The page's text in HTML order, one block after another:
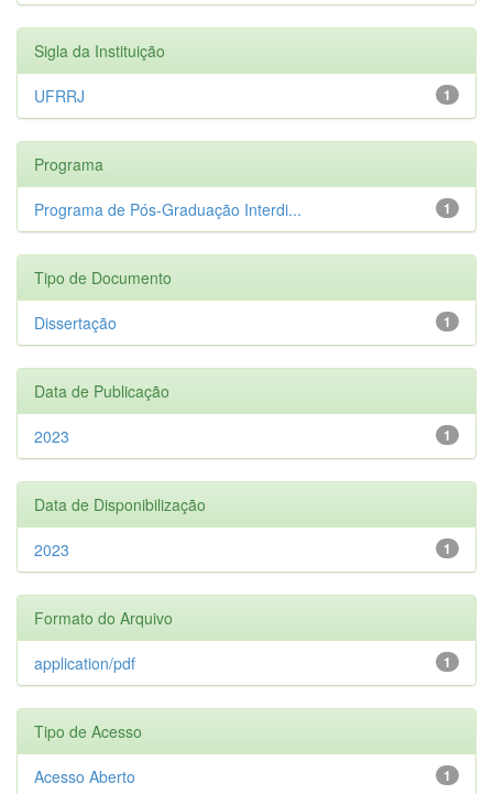
Sigla da Instituição
1
UFRRJ
Programa
1
Programa de Pós-Graduação Interdi...
Tipo de Documento
1
Dissertação
Data de Publicação
1
2023
Data de Disponibilização
1
2023
Formato do Arquivo
1
application/pdf
Tipo de Acesso
1
Acesso Aberto